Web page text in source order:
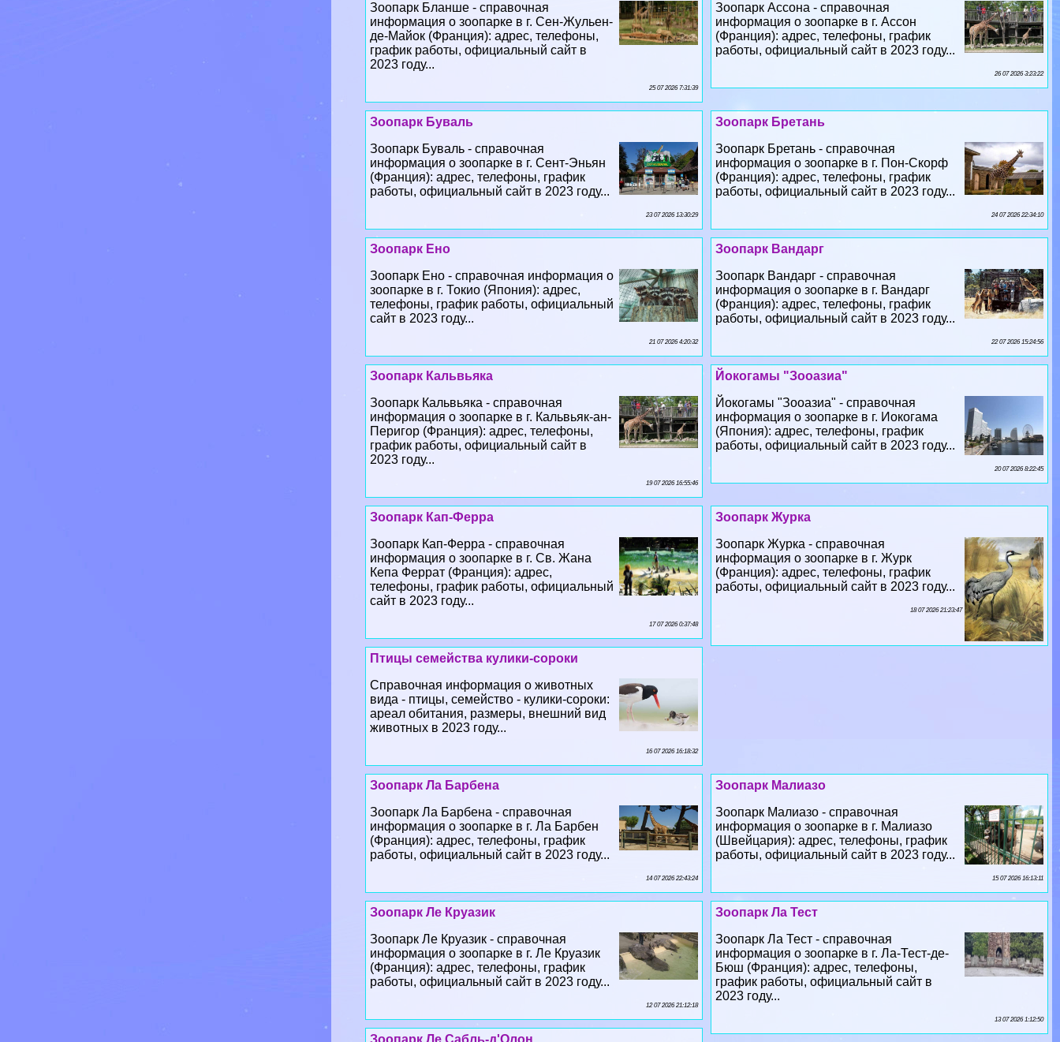
Зоопарк Ассона - справочная
информация о зоопарке в г. Ассон
(Франция): адрес, телефоны, график
работы, официальный сайт в 2023 году...
26 07 2026 3:23:22
Зоопарк Бланше - справочная
информация о зоопарке в г. Сен-Жульен-
де-Майок (Франция): адрес, телефоны,
график работы, официальный сайт в
2023 году...
25 07 2026 7:31:39
Зоопарк Бретань
Зоопарк Бретань - справочная
информация о зоопарке в г. Пон-Скорф
(Франция): адрес, телефоны, график
работы, официальный сайт в 2023 году...
24 07 2026 22:34:10
Зоопарк Буваль
Зоопарк Буваль - справочная
информация о зоопарке в г. Сент-Эньян
(Франция): адрес, телефоны, график
работы, официальный сайт в 2023 году...
23 07 2026 13:30:29
Зоопарк Вандарг
Зоопарк Вандарг - справочная
информация о зоопарке в г. Вандарг
(Франция): адрес, телефоны, график
работы, официальный сайт в 2023 году...
22 07 2026 15:24:56
Зоопарк Ено
Зоопарк Ено - справочная информация о
зоопарке в г. Токио (Япония): адрес,
телефоны, график работы, официальный
сайт в 2023 году...
21 07 2026 4:20:32
Йокогамы "Зооазиа"
Йокогамы "Зооазиа" - справочная
информация о зоопарке в г. Иокогама
(Япония): адрес, телефоны, график
работы, официальный сайт в 2023 году...
20 07 2026 8:22:45
Зоопарк Кальвьяка
Зоопарк Кальвьяка - справочная
информация о зоопарке в г. Кальвьяк-ан-
Перигор (Франция): адрес, телефоны,
график работы, официальный сайт в
2023 году...
19 07 2026 16:55:46
Зоопарк Журка
Зоопарк Журка - справочная
информация о зоопарке в г. Журк
(Франция): адрес, телефоны, график
работы, официальный сайт в 2023 году...
18 07 2026 21:23:47
Зоопарк Кап-Ферра
Зоопарк Кап-Ферра - справочная
информация о зоопарке в г. Св. Жана
Кепа Феррат (Франция): адрес,
телефоны, график работы, официальный
сайт в 2023 году...
17 07 2026 0:37:48
Птицы семейства кулики-сороки
Справочная информация о животных
вида - птицы, семейство - кулики-сороки:
ареал обитания, размеры, внешний вид
животных в 2023 году...
16 07 2026 16:18:32
Зоопарк Малиазо
Зоопарк Малиазо - справочная
информация о зоопарке в г. Малиазо
(Швейцария): адрес, телефоны, график
работы, официальный сайт в 2023 году...
15 07 2026 16:13:11
Зоопарк Ла Барбена
Зоопарк Ла Барбена - справочная
информация о зоопарке в г. Ла Барбен
(Франция): адрес, телефоны, график
работы, официальный сайт в 2023 году...
14 07 2026 22:43:24
Зоопарк Ла Тест
Зоопарк Ла Тест - справочная
информация о зоопарке в г. Ла-Тест-де-
Бюш (Франция): адрес, телефоны,
график работы, официальный сайт в
2023 году...
13 07 2026 1:12:50
Зоопарк Ле Круазик
Зоопарк Ле Круазик - справочная
информация о зоопарке в г. Ле Круазик
(Франция): адрес, телефоны, график
работы, официальный сайт в 2023 году...
12 07 2026 21:12:18